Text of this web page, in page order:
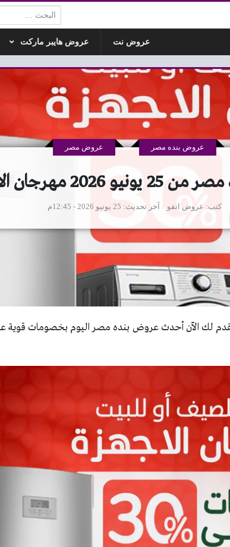
البحث:
عروض نت عروض هايبر ماركت
مهرجان الاجهزة
كتب عروض انفو
عروض بنده مصر عروض مصر
آخر تحديث 25 يونيو 2026 - 12:45م
لك الآن أحدث عروض بنده مصر اليوم بخصومات قوية